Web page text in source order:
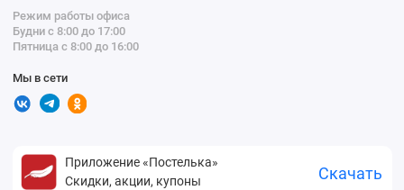
Режим работы офиса
Будни с 8:00 до 17:00
Пятница с 8:00 до 16:00
Мы в сети
Приложение «Постелька»
Скидки, акции, купоны
Скачать